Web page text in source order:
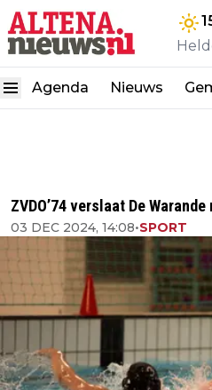
Agenda Nieuws
ZVDO’74 verslaat De
03 DEC 2024, 14:08•SPORT